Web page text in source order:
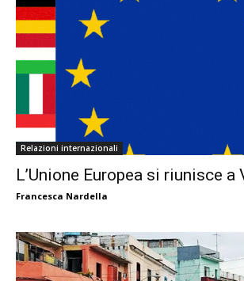
Relazioni internazionali
L’Unione Europea si riunisce a
Francesca Nardella